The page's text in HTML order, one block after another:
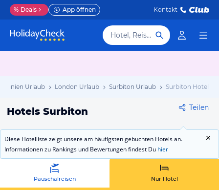
% Deals App öffnen Kontakt
Hotel, Reiseziel
Urlaub London Urlaub Surbiton Urlaub Surbiton Hotels
Hotels Surbiton Teilen
Diese Hotelliste zeigt unsere am häufigsten gebuchten Hotels an.
Informationen zu Rankings und Bewertungen findest Du hier
Pauschalreisen Nur Hotel